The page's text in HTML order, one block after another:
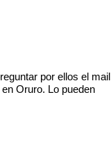
por ellos el mail
Oruro. Lo pueden